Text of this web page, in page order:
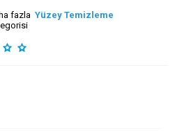
fazla Yüzey Temizleme